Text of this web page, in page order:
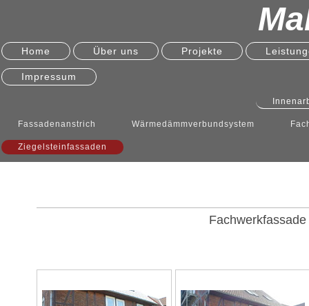
Home Über uns Projekte
Impressum
Fassadenanstrich Wärmedämmverbundsystem
Ziegelsteinfassaden